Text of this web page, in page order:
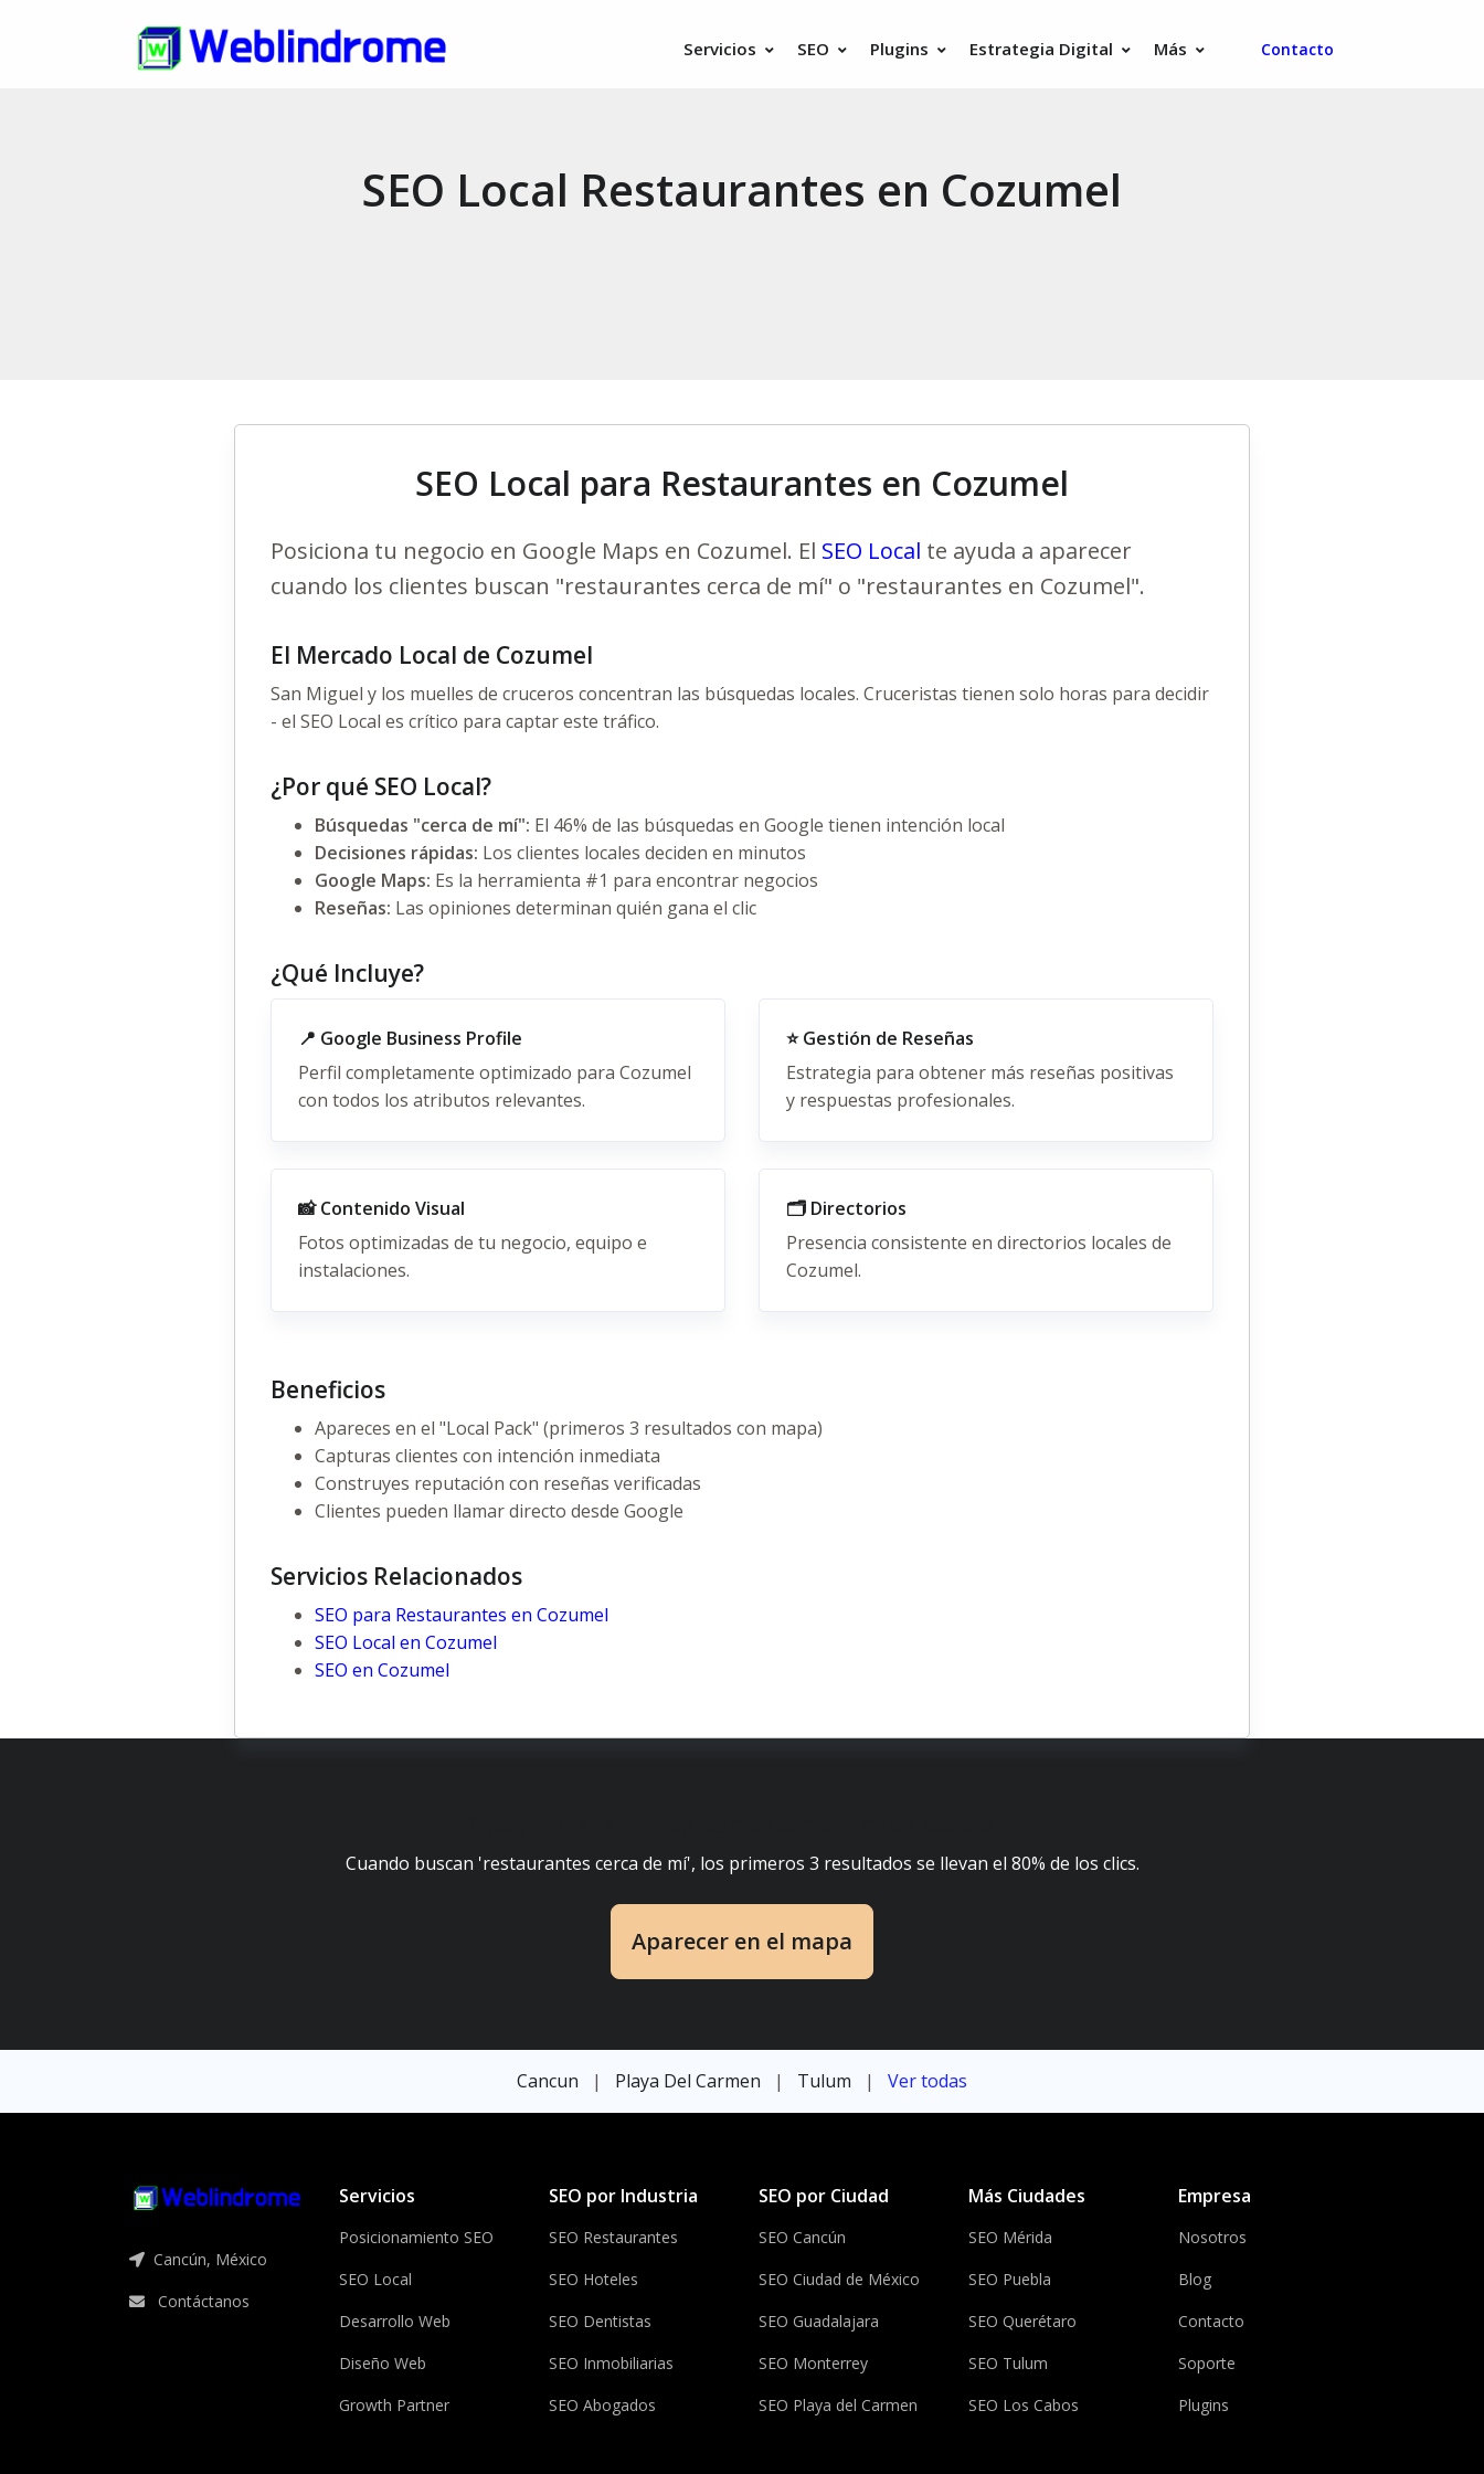
Servicios SEO Plugins Estrategia Digital Más Contacto
SEO Local Restaurantes en Cozumel
SEO Local para Restaurantes en Cozumel
Posiciona tu negocio en Google Maps en Cozumel. El SEO Local te ayuda a aparecer
cuando los clientes buscan "restaurantes cerca de mí" o "restaurantes en Cozumel".
El Mercado Local de Cozumel
San Miguel y los muelles de cruceros concentran las búsquedas locales. Cruceristas tienen solo horas para decidir
- el SEO Local es crítico para captar este tráfico.
¿Por qué SEO Local?
Búsquedas "cerca de mí": El 46% de las búsquedas en Google tienen intención local
Decisiones rápidas: Los clientes locales deciden en minutos
Google Maps: Es la herramienta #1 para encontrar negocios
Reseñas: Las opiniones determinan quién gana el clic
¿Qué Incluye?
📍 Google Business Profile
Perfil completamente optimizado para Cozumel
con todos los atributos relevantes.
⭐ Gestión de Reseñas
Estrategia para obtener más reseñas positivas
y respuestas profesionales.
📸 Contenido Visual
Fotos optimizadas de tu negocio, equipo e
instalaciones.
🗂️ Directorios
Presencia consistente en directorios locales de
Cozumel.
Beneficios
Apareces en el "Local Pack" (primeros 3 resultados con mapa)
Capturas clientes con intención inmediata
Construyes reputación con reseñas verificadas
Clientes pueden llamar directo desde Google
Servicios Relacionados
SEO para Restaurantes en Cozumel
SEO Local en Cozumel
SEO en Cozumel
Cuando buscan 'restaurantes cerca de mí', los primeros 3 resultados se llevan el 80% de los clics.
Aparecer en el mapa
Cancun | Playa Del Carmen | Tulum | Ver todas
Cancún, México
Contáctanos
Servicios
Posicionamiento SEO
SEO Local
Desarrollo Web
Diseño Web
Growth Partner
SEO por Industria
SEO Restaurantes
SEO Hoteles
SEO Dentistas
SEO Inmobiliarias
SEO Abogados
SEO por Ciudad
SEO Cancún
SEO Ciudad de México
SEO Guadalajara
SEO Monterrey
SEO Playa del Carmen
Más Ciudades
SEO Mérida
SEO Puebla
SEO Querétaro
SEO Tulum
SEO Los Cabos
Empresa
Nosotros
Blog
Contacto
Soporte
Plugins